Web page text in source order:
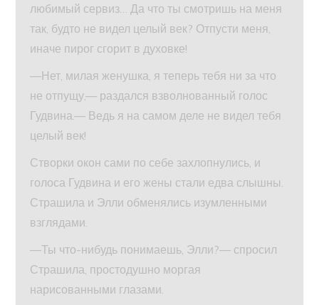
любимый сервиз… Да что ты смотришь на меня
так, будто не видел целый век? Отпусти меня,
иначе пирог сгорит в духовке!
—Нет, милая женушка, я теперь тебя ни за что
не отпущу,— раздался взволнованный голос
Гудвина.— Ведь я на самом деле не видел тебя
целый век!
Створки окон сами по себе захлопнулись, и
голоса Гудвина и его жены стали едва слышны.
Страшила и Элли обменялись изумленными
взглядами.
—Ты что-нибудь понимаешь, Элли?— спросил
Страшила, простодушно моргая
нарисованными глазами.